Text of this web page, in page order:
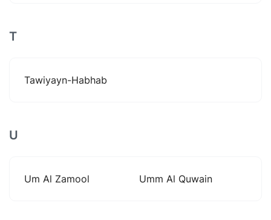
T
Tawiyayn-Habhab
U
Um Al Zamool Umm Al Quwain